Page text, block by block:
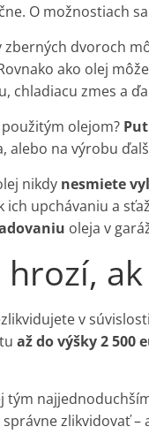
O možnostiach
zberných dvoroch
ako olej
chladiacu zmes a
použitým olejom?
alebo na výrobu
nikdy nesmiete
ich upchávaniu a
oleja v
hrozí,
v
až do výšky 2 500
tým
zlikvidovať